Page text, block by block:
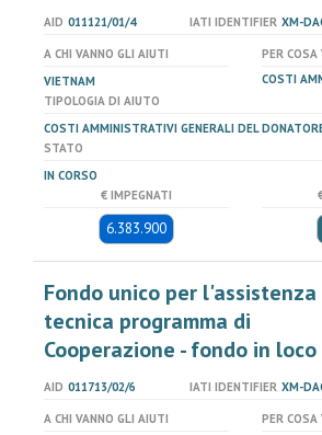
AID 011121/01/4 IATI IDENTIFIER XM-
A CHI VANNO GLI AIUTI
VIETNAM
PER
COSTI
TIPOLOGIA DI AIUTO
COSTI AMMINISTRATIVI GENERALI DEL
STATO
IN CORSO
€ IMPEGNATI
6.383.900
Fondo unico per l'assistenza
tecnica programma di
Cooperazione - fondo in loco
AID 011713/02/6 IATI IDENTIFIER XM-
A CHI VANNO GLI AIUTI
PER